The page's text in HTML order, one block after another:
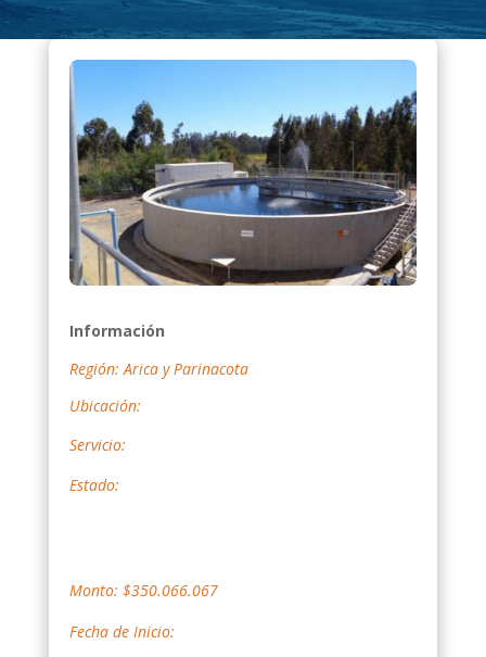
Información
Región: Arica y Parinacota
Ubicación:
Servicio:
Estado:
Monto: $350.066.067
Fecha de Inicio: